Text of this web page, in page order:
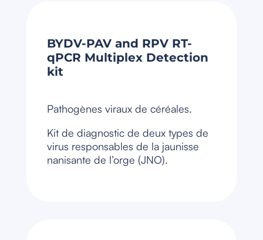
BYDV-PAV and RPV RT-
qPCR Multiplex Detection
kit
Pathogènes viraux de céréales.
Kit de diagnostic de deux types de
virus responsables de la jaunisse
nanisante de l’orge (JNO).